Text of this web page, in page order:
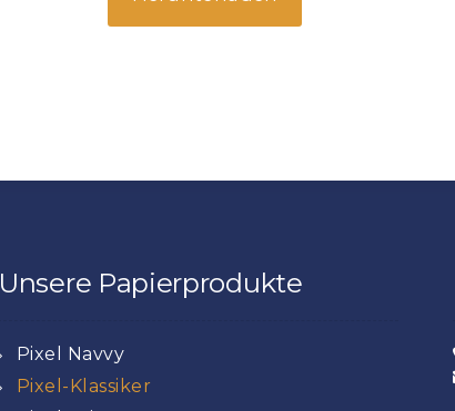
Unsere Papierprodukte
Pixel Navvy
Pixel-Klassiker